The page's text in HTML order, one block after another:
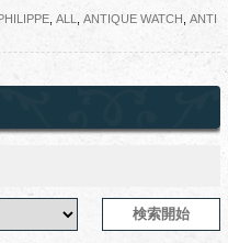
, ALL ANTIQUE WATCH ANTI